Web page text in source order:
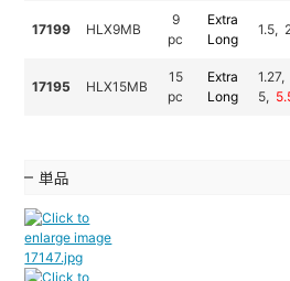
17199 HLX9MB
9
pc
Extra
Long
1.5,
17195 HLX15MB
15
pc
Extra
Long
5,
単品